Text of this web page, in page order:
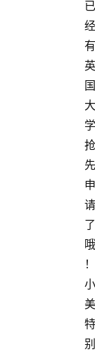
已
经
有
英
国
大
学
抢
先
申
请
了
哦
！
小
美
特
别